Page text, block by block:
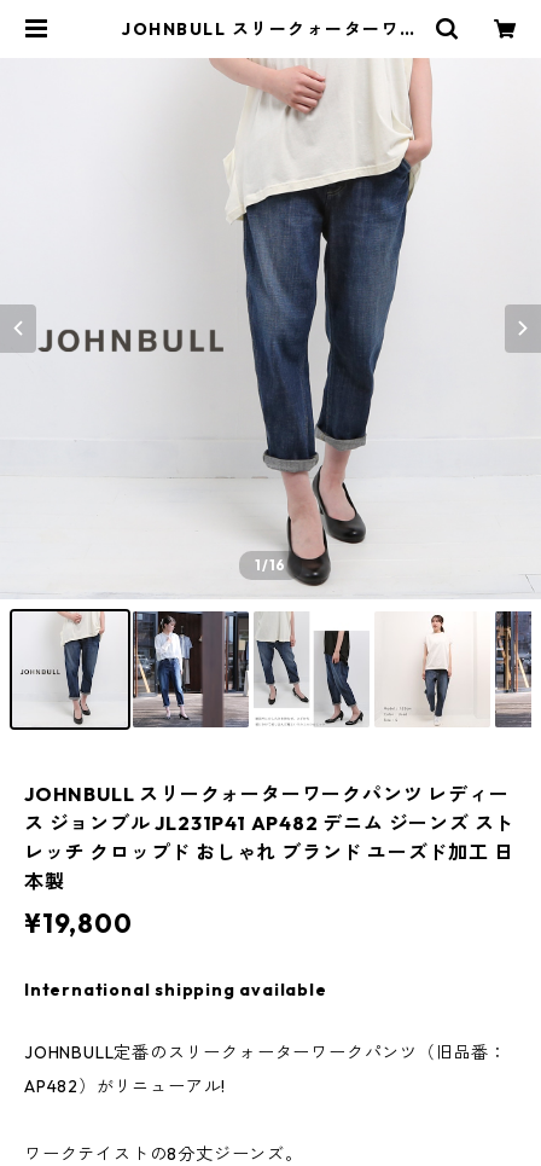
JOHNBULL スリークォーターワー
231P41 AP482 デニム ジーンズ ス
トレッチ クロップド おしゃれ ブラ
ンド ユーズド加工 日本製 | isa ON
LINE STORE / アイサ 公式オンラ
インストア
1/16
JOHNBULL スリークォーターワークパンツ レディー
ス ジョンブル JL231P41 AP482 デニム ジーンズ スト
レッチ クロップド おしゃれ ブランド ユーズド加工 日
本製
¥19,800
International shipping available
JOHNBULL定番のスリークォーターワークパンツ（旧品番：
AP482）がリニューアル!
ワークテイストの8分丈ジーンズ。